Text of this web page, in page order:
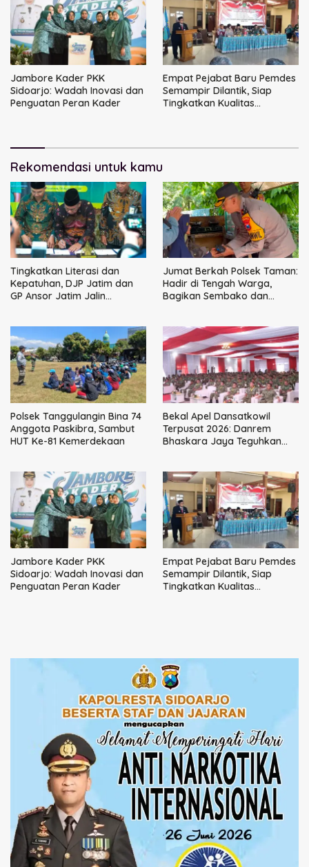
Jambore Kader PKK
Sidoarjo: Wadah Inovasi dan
Penguatan Peran Kader
Empat Pejabat Baru Pemdes
Semampir Dilantik, Siap
Tingkatkan Kualitas
Rekomendasi untuk kamu
Tingkatkan Literasi dan
Kepatuhan, DJP Jatim dan
GP Ansor Jatim Jalin
Jumat Berkah Polsek Taman:
Hadir di Tengah Warga,
Bagikan Sembako dan
Polsek Tanggulangin Bina 74
Anggota Paskibra, Sambut
HUT Ke-81 Kemerdekaan
Bekal Apel Dansatkowil
Terpusat 2026: Danrem
Bhaskara Jaya Teguhkan
Jambore Kader PKK
Sidoarjo: Wadah Inovasi dan
Penguatan Peran Kader
Empat Pejabat Baru Pemdes
Semampir Dilantik, Siap
Tingkatkan Kualitas